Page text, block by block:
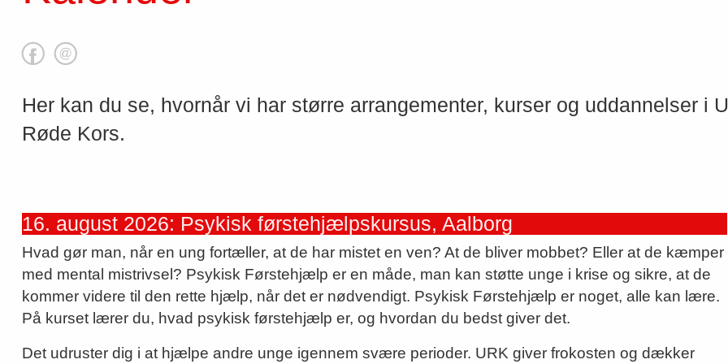
Her kan du se, hvornår vi har større arrangementer, kurser og uddannelser i
Røde Kors.
16. august 2026: Psykisk førstehjælpskursus, Aalborg
Hvad gør man, når en ung fortæller, at de har mistet en ven? At de bliver mobbet? Eller at de kæmper
med mental mistrivsel? Psykisk Førstehjælp er en måde, man kan støtte unge i krise og sikre, at de
kommer videre til den rette hjælp, når det er nødvendigt. Psykisk Førstehjælp er noget, alle kan lære.
På kurset lærer du, hvad psykisk førstehjælp er, og hvordan du bedst giver det.
Det udruster dig i at hjælpe andre unge igennem svære perioder. URK giver frokosten og dækker